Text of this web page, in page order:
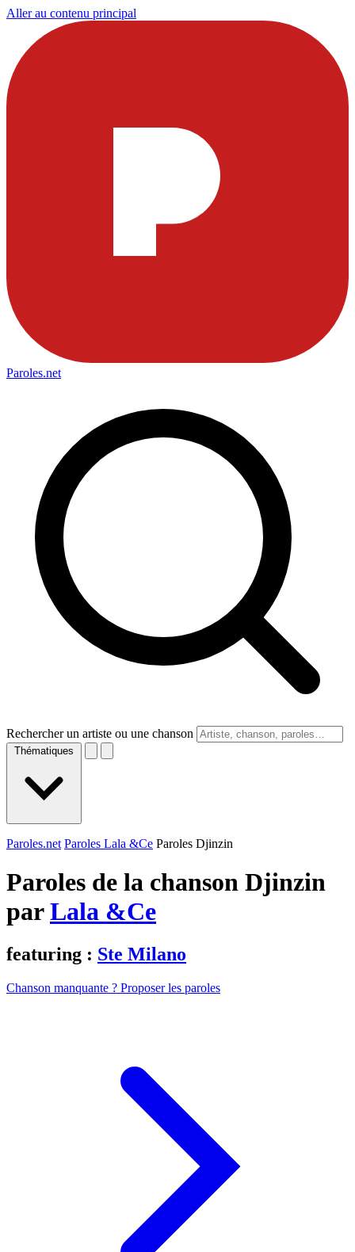
Aller au contenu principal
Paroles.net
Rechercher un artiste ou une chanson
Thématiques
Paroles.net Paroles Lala &Ce Paroles Djinzin
Paroles de la chanson Djinzin
parLala &Ce
featuring : Ste Milano
Chanson manquante ? Proposer les paroles